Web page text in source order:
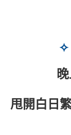
✧
甩開白日